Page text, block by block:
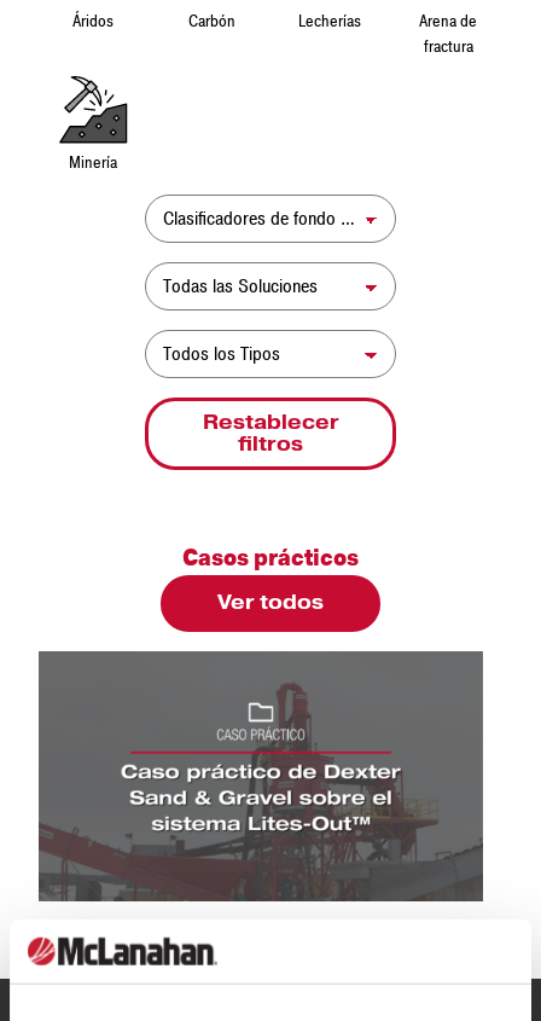
Áridos Carbón Lecherías
Arena de
fractura
Minería
Producto
Solución
Tipo de Recurso
Restablecer
filtros
Casos prácticos
Ver todos